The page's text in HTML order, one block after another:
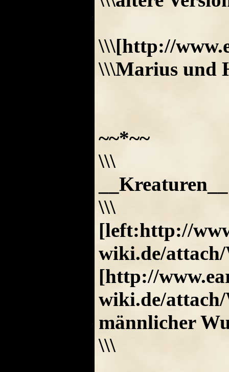
\\\[http://
\\\Marius und
~~*~~
\\\
__Kreaturen__
\\\
[left:http://
wiki.de/
[http://
wiki.de/
männlicher
\\\